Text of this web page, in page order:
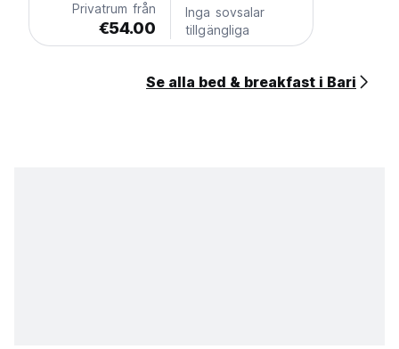
Privatrum från
€54.00
Inga sovsalar
tillgängliga
Se alla bed & breakfast i Bari